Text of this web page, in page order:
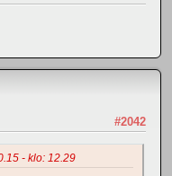
#2042
- klo: 12.29